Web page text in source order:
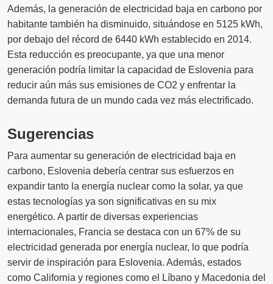
Además, la generación de electricidad baja en carbono por
habitante también ha disminuido, situándose en 5125 kWh,
por debajo del récord de 6440 kWh establecido en 2014.
Esta reducción es preocupante, ya que una menor
generación podría limitar la capacidad de Eslovenia para
reducir aún más sus emisiones de CO2 y enfrentar la
demanda futura de un mundo cada vez más electrificado.
Sugerencias
Para aumentar su generación de electricidad baja en
carbono, Eslovenia debería centrar sus esfuerzos en
expandir tanto la energía nuclear como la solar, ya que
estas tecnologías ya son significativas en su mix
energético. A partir de diversas experiencias
internacionales, Francia se destaca con un 67% de su
electricidad generada por energía nuclear, lo que podría
servir de inspiración para Eslovenia. Además, estados
como California y regiones como el Líbano y Macedonia del